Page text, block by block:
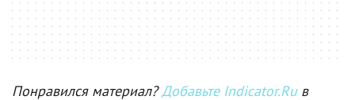
Понравился материал?Добавьте Indicator.Ruв